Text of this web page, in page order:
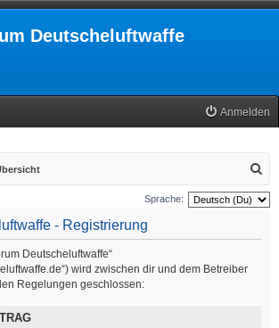
Deutscheluftwaffe
Anmelden
u
c
Sprache:
- Registrierung
Deutscheluftwaffe“
wird zwischen dir und dem Betreiber
Regelungen geschlossen: